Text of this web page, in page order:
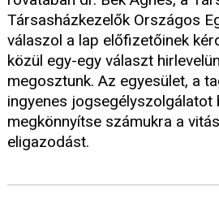
Társasházkezelők Országos
válaszol a lap előfizetőinek
közül egy-egy választ
megosztunk. Az egyesület, a
ingyenes jogsegélyszolgálatot
megkönnyítse számukra a
eligazodást.